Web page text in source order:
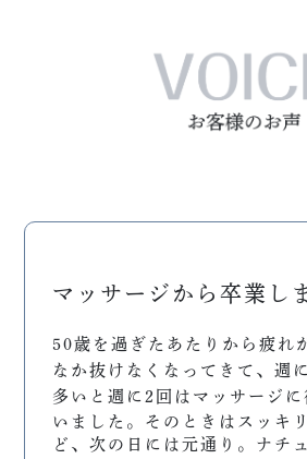
マッサージから卒業し
50歳を過ぎたあたりから疲れ
なか抜けなくなってきて、週に
多いと週に 2 回はマッサージに
いました。そのときはスッキ
ど、次の日には元通り。ナチ